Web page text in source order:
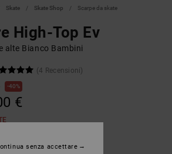
Skate Skate Shop Scarpe da skate
High-Top Ev
alte Bianco Bambini
(4 Recensioni)
40%
€
senza accettare